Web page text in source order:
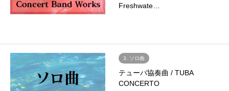
Freshwate…
3. ソロ曲
テューバ協奏曲 / TUBA
CONCERTO